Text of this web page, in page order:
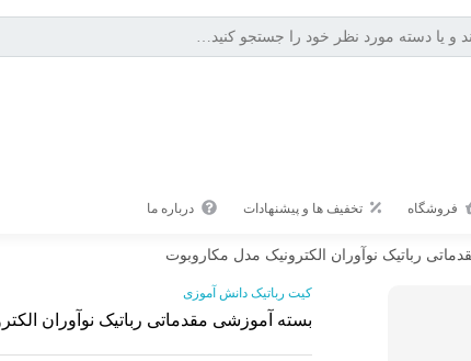
فروشگاه تخفیف ها و پیشنهادات درباره ما
رباتیک نوآوران الکترونیک مدل مکاروبوت
کیت رباتیک دانش آموزی
بسته آموزشی مقدماتی رباتیک نوآوران